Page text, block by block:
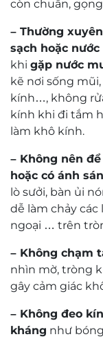
còn chuẩn,
– Thường
sạch hoặc
khi gặp nước
kẽ nơi sống
kính…, không
kính khi đi tắm
làm khô kính.
– Không nên
hoặc có ánh
lò sưởi, bàn ủi
dễ làm chảy
ngoại … trên
– Không chạm
nhìn mờ, tròng
gây cảm giác
– Không đeo
kháng như